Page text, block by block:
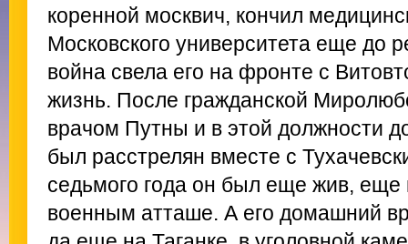
коренной москвич, кончил
Московского университета еще до
война свела его на фронте с
жизнь. После гражданской
врачом Путны и в этой должности
был расстрелян вместе с
седьмого года он был еще жив, еще
военным атташе. А его домашний